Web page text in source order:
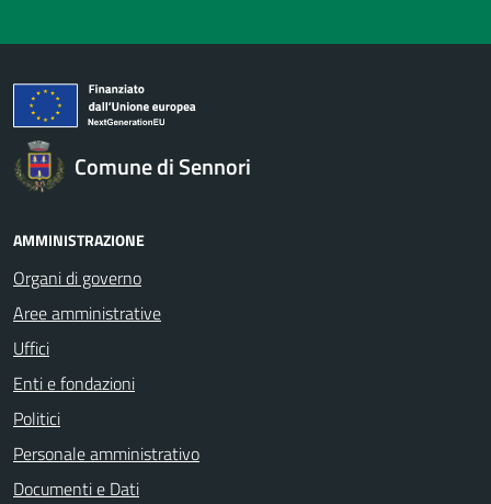
Comune di Sennori
AMMINISTRAZIONE
Organi di governo
Aree amministrative
Uffici
Enti e fondazioni
Politici
Personale amministrativo
Documenti e Dati